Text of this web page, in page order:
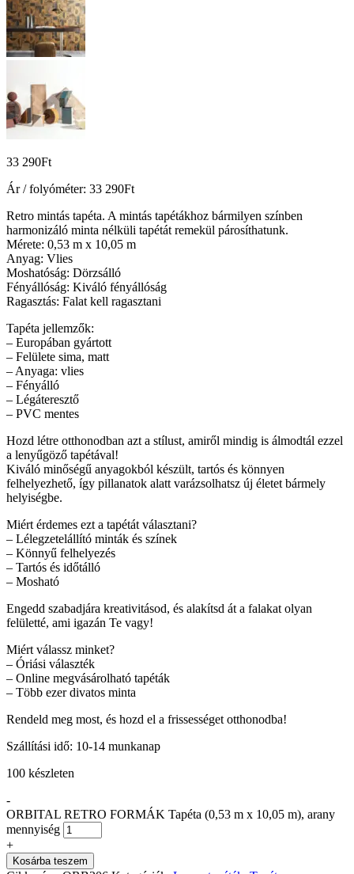
33 290Ft
Ár / folyóméter: 33 290Ft
Retro mintás tapéta. A mintás tapétákhoz bármilyen színben
harmonizáló minta nélküli tapétát remekül párosíthatunk.
Mérete: 0,53 m x 10,05 m
Anyag: Vlies
Moshatóság: Dörzsálló
Fényállóság: Kiváló fényállóság
Ragasztás: Falat kell ragasztani
Tapéta jellemzők:
– Europában gyártott
– Felülete sima, matt
– Anyaga: vlies
– Fényálló
– Légáteresztő
– PVC mentes
Hozd létre otthonodban azt a stílust, amiről mindig is álmodtál ezzel
a lenyűgöző tapétával!
Kiváló minőségű anyagokból készült, tartós és könnyen
felhelyezhető, így pillanatok alatt varázsolhatsz új életet bármely
helyiségbe.
Miért érdemes ezt a tapétát választani?
– Lélegzetelállító minták és színek
– Könnyű felhelyezés
– Tartós és időtálló
– Mosható
Engedd szabadjára kreativitásod, és alakítsd át a falakat olyan
felületté, ami igazán Te vagy!
Miért válassz minket?
– Óriási választék
– Online megvásárolható tapéták
– Több ezer divatos minta
Rendeld meg most, és hozd el a frissességet otthonodba!
Szállítási idő: 10-14 munkanap
100 készleten
-
ORBITAL RETRO FORMÁK Tapéta (0,53 m x 10,05 m), arany
mennyiség
+
Kosárba teszem